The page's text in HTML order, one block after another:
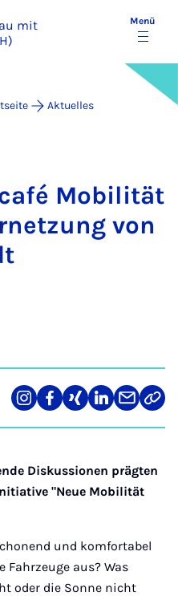
mit
Menü
Aktuelles
Mo­bi­li­tät
von
Teilen
auf
Teilen
auf
Teilen
auf
Teilen
auf
Teilen
über
Mail
Link
Diskussionen prägten
"Neue Mobilität
und komfortabel
Fahrzeuge aus? Was
oder die Sonne nicht